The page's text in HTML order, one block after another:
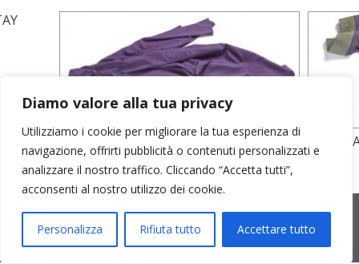
Diamo valore alla tua privacy
Utilizziamo i cookie per migliorare la tua esperienza di
navigazione, offrirti pubblicità o contenuti personalizzati e
analizzare il nostro traffico. Cliccando “Accetta tutti”,
acconsenti al nostro utilizzo dei cookie.
Personalizza Rifiuta tutto Accettare tutto
AMPIO SPOLVERINO IN HABUTAY
Vimercate MB | r.e.a.: MB-2559099 | C.F / P.IVA IT10810090968 |
PEC cristinabonfanti@open.legalmail.it|credits